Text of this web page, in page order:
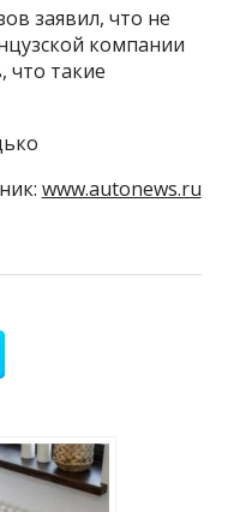
заявил, что не
компании
что такие
www.autonews.ru